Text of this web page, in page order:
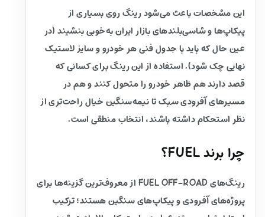
این مشخصات باعث می‌شود رینگ روی بسیاری از
پیکاپ‌ها و شاسی‌بلندهای بازار ایران به‌خوبی بنشیند (در
عین حال که باید با جدول فنی هر خودرو و سایز لاستیک
نهایی چک شود). استفاده از این رینگ برای کسانی که
قصد دارند هم ظاهر خودرو را متحول کنند و هم در
مسیرهای آفرودی سبک تا نیمه‌سنگین خیال راحت‌تری از
نظر استحکام داشته باشند، انتخاب منطقی است.
چرا برند FUEL؟
رینگ‌های FUEL OFF-ROAD از معروف‌ترین گزینه‌ها برای
پروژه‌های آفرودی و پیکاپ‌های سنگین هستند؛ ترکیب